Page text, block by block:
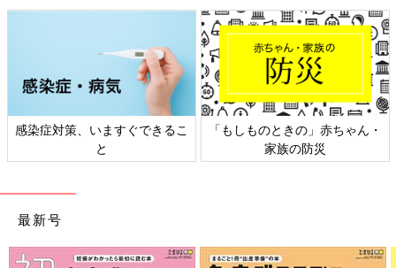
感染症対策、いますぐできるこ
と
「もしものときの」赤ちゃん・
家族の防災
最新号